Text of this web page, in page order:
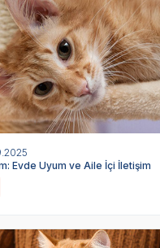
Evde Uyum ve Aile İçi İletişim